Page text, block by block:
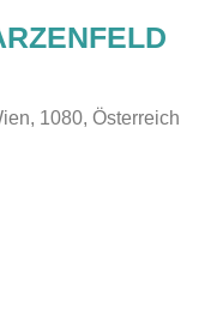
1080, Österreich